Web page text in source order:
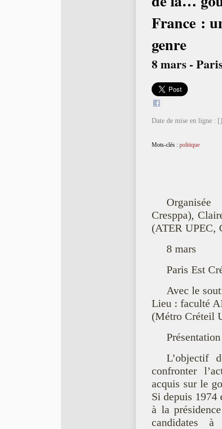
France :
genre
8 mars -
Date de mise en ligne :
Mots-clés : politique
Cresppa),
(ATER UPEC,
8 mars
Paris Est
Avec le
Lieu : faculté
(Métro Créteil
L’objectif
confronter
acquis sur le
Si depuis 1974
à la
candidates à